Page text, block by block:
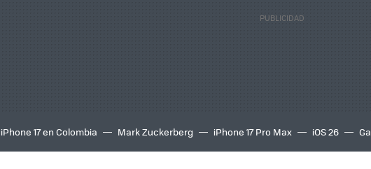
iPhone 17 en Colombia Mark Zuckerberg iPhone 17 Pro Max iOS 26
inteligente
IA TCL C8K